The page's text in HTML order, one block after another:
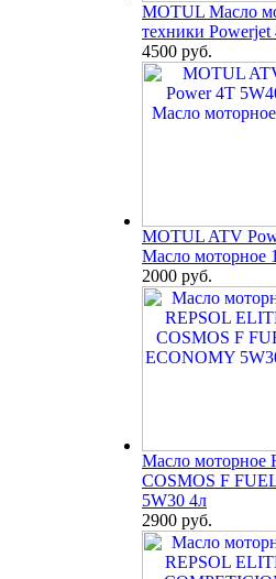
MOTUL Масло
техники
4500 руб.
MOTUL ATV
Масло моторное
2000 руб.
Масло моторное
COSMOS F
5W30 4л
2900 руб.